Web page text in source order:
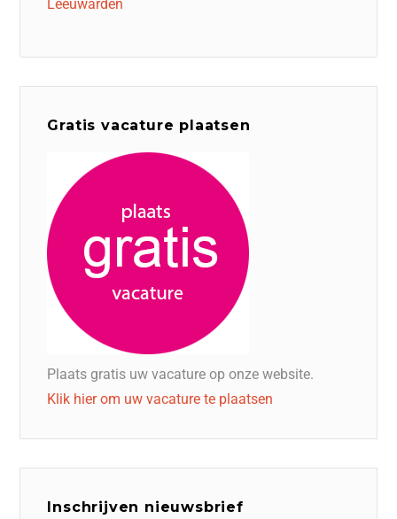
Leeuwarden
Gratis vacature plaatsen
Plaats gratis uw vacature op onze website.
Klik hier om uw vacature te plaatsen
Inschrijven nieuwsbrief